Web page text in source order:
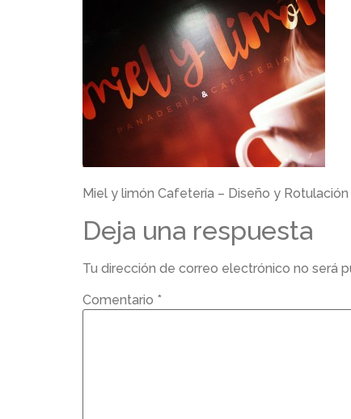
Miel y limón Cafetería – Diseño y
Deja una respuesta
Tu dirección de correo electrónico no será
Comentario *